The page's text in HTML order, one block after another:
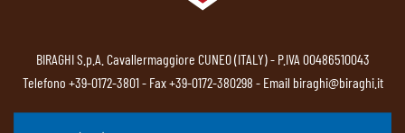
BIRAGHI S.p.A. Cavallermaggiore CUNEO (ITALY) - P.IVA 00486510043
Telefono +39-0172-3801- Fax +39-0172-380298 - Email biraghi@biraghi.it